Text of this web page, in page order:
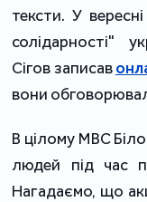
тексти. У
солідарності"
Сігов записав
вони
В цілому МВС
людей під час
Нагадаємо, що